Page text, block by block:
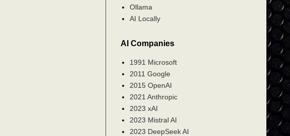
Ollama
AI Locally
AI Companies
1991 Microsoft
2011 Google
2015 OpenAI
2021 Anthropic
2023 xAI
2023 Mistral AI
2023 DeepSeek AI